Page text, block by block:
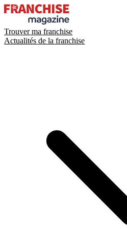
Trouver ma franchise
Actualités de la franchise